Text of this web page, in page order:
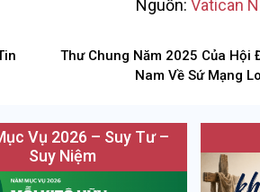
Nguồn: Vatican
Thư Chung Năm 2025 Của Hội
Nam Về Sứ Mạng
Vụ 2026 – Suy Tư –
Suy Niệm